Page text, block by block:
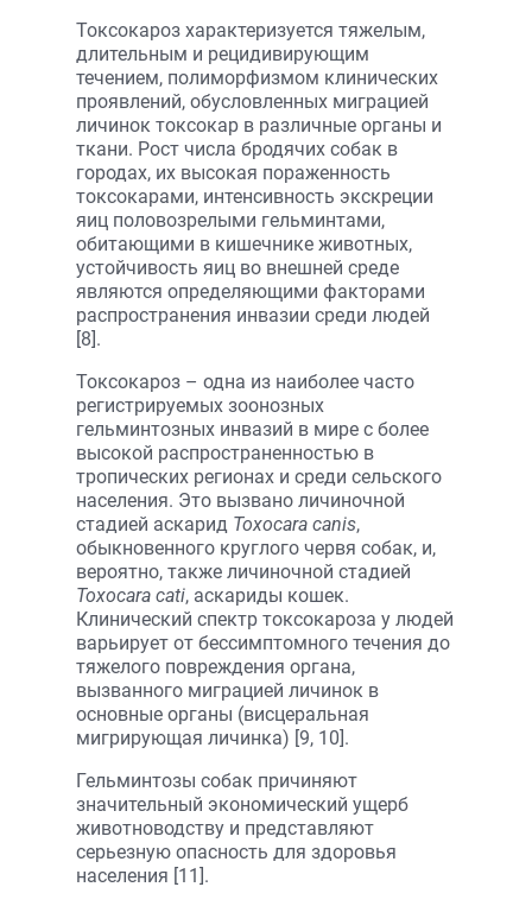
Токсокароз характеризуется тяжелым,
длительным и рецидивирующим
течением, полиморфизмом клинических
проявлений, обусловленных миграцией
личинок токсокар в различные органы и
ткани. Рост числа бродячих собак в
городах, их высокая пораженность
токсокарами, интенсивность экскреции
яиц половозрелыми гельминтами,
обитающими в кишечнике животных,
устойчивость яиц во внешней среде
являются определяющими факторами
распространения инвазии среди людей
[8].
Токсокароз – одна из наиболее часто
регистрируемых зоонозных
гельминтозных инвазий в мире с более
высокой распространенностью в
тропических регионах и среди сельского
населения. Это вызвано личиночной
стадией аскарид Toxocara canis,
обыкновенного круглого червя собак, и,
вероятно, также личиночной стадией
Toxocara cati, аскариды кошек.
Клинический спектр токсокароза у людей
варьирует от бессимптомного течения до
тяжелого повреждения органа,
вызванного миграцией личинок в
основные органы (висцеральная
мигрирующая личинка) [9, 10].
Гельминтозы собак причиняют
значительный экономический ущерб
животноводству и представляют
серьезную опасность для здоровья
населения [11].